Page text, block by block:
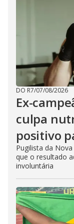
DO R7/07/08/2026
Ex-
culpa
positivo
Pugilista da
que o resultado
involuntária